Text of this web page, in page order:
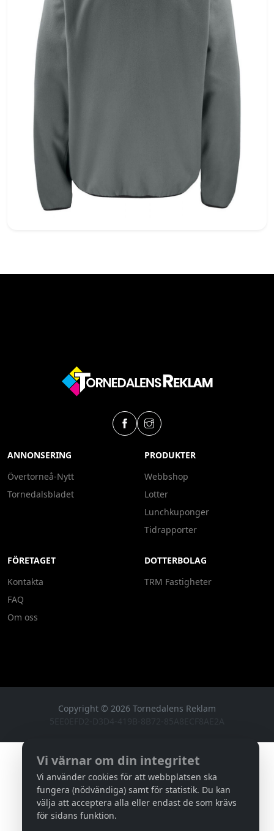
ANNONSERING
Övertorneå-Nytt
Tornedalsbladet
PRODUKTER
Webbshop
Lotter
Lunchkuponger
Tidrapporter
FÖRETAGET
Kontakta
FAQ
Om oss
DOTTERBOLAG
TRM Fastigheter
Copyright © 2026 Tornedalens Reklam
Vi värnar om din integritet
Vi använder cookies för att webbplatsen ska
fungera (nödvändiga) samt för statistik. Du kan
välja att acceptera alla eller endast de som krävs
för sidans funktion.